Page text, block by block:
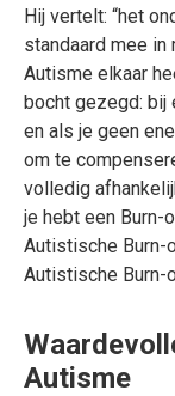
Hij vertelt: “het
standaard mee in
Autisme elkaar
bocht gezegd: bij
en als je geen
om te
volledig
je hebt een Burn-
Autistische Burn-
Autistische Burn-
Autisme